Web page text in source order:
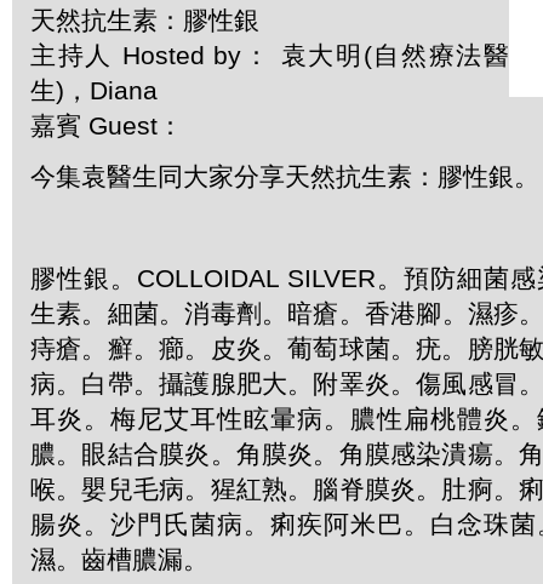
天然抗生素：膠性銀
主持人 Hosted by： 袁大明(自然療法醫
生)，Diana
嘉賓 Guest：
今集袁醫生同大家分享天然抗生素：膠性銀。
膠性銀。 COLLOIDAL SILVER。 預防細菌感
生素。 細菌。消毒劑 。 暗瘡。 香港腳。 濕疹
痔瘡。 癬。癤。 皮炎。葡萄球菌。疣。 膀胱
病。 白帶。攝護腺肥大。 附睪炎。傷風感冒
耳炎 。 梅尼艾耳性眩暈病。 膿性扁桃體炎 。
膿。 眼結合膜炎 。 角膜炎。 角膜感染潰瘍。
喉。嬰兒毛病。 猩紅熟。 腦脊膜炎。 肚痾。
腸炎 。 沙門氏菌病。 痢疾阿米巴。 白念珠菌
濕。 齒槽膿漏。